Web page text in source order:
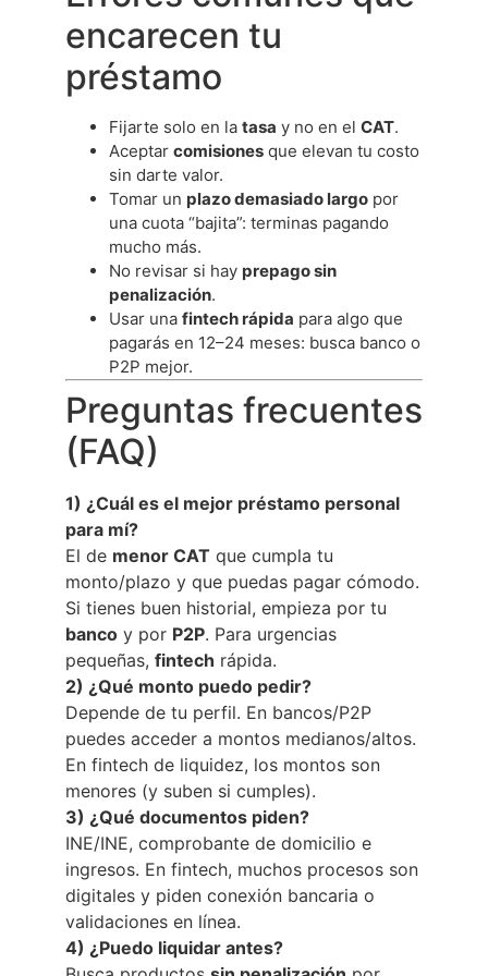
encarecen tu
préstamo
Fijarte solo en la tasa y no en el CAT.
Aceptar comisiones que elevan tu costo
sin darte valor.
Tomar un plazo demasiado largo por
una cuota “bajita”: terminas pagando
mucho más.
No revisar si hay prepago sin
penalización.
Usar una fintech rápida para algo que
pagarás en 12–24 meses: busca banco o
P2P mejor.
Preguntas frecuentes
(FAQ)
1) ¿Cuál es el mejor préstamo personal
para mí?
El de menor CAT que cumpla tu
monto/plazo y que puedas pagar cómodo.
Si tienes buen historial, empieza por tu
banco y por P2P. Para urgencias
pequeñas, fintech rápida.
2) ¿Qué monto puedo pedir?
Depende de tu perfil. En bancos/P2P
puedes acceder a montos medianos/altos.
En fintech de liquidez, los montos son
menores (y suben si cumples).
3) ¿Qué documentos piden?
INE/INE, comprobante de domicilio e
ingresos. En fintech, muchos procesos son
digitales y piden conexión bancaria o
validaciones en línea.
4) ¿Puedo liquidar antes?